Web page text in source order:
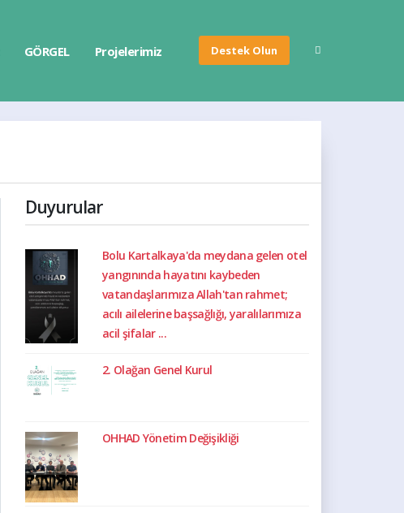
GÖRGEL Projelerimiz Destek Olun
Duyurular
Bolu Kartalkaya'da meydana gelen otel
yangınında hayatını kaybeden
vatandaşlarımıza Allah'tan rahmet;
acılı ailelerine başsağlığı, yaralılarımıza
acil şifalar ...
2. Olağan Genel Kurul
OHHAD Yönetim Değişikliği